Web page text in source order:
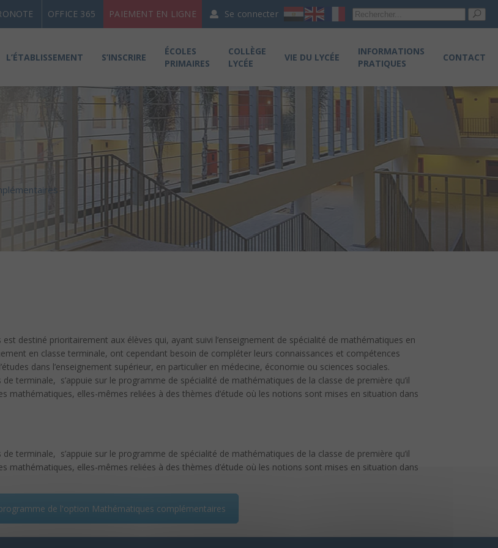
OFFICE 365 PAIEMENT EN LIGNE Se connecter
L’ÉTABLISSEMENT S’INSCRIRE
ÉCOLES
PRIMAIRES
COLLÈGE
LYCÉE
VIE DU LYCÉE
INFORMATIONS
PRATIQUES
CONTACT
destiné prioritairement aux élèves qui, ayant suivi l’enseignement de spécialité de mathématiques en
en classe terminale, ont cependant besoin de compléter leurs connaissances et compétences
dans l’enseignement supérieur, en particulier en médecine, économie ou sciences sociales.
terminale, s’appuie sur le programme de spécialité de mathématiques de la classe de première qu’il
mathématiques, elles-mêmes reliées à des thèmes d’étude où les notions sont mises en situation dans
terminale, s’appuie sur le programme de spécialité de mathématiques de la classe de première qu’il
mathématiques, elles-mêmes reliées à des thèmes d’étude où les notions sont mises en situation dans
de l'option Mathématiques complémentaires